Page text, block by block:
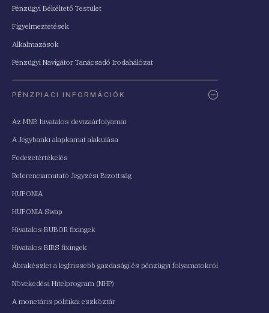
Pénzügyi Békéltető Testület
Figyelmeztetések
Alkalmazások
Pénzügyi Navigátor Tanácsadó Irodahálózat
PÉNZPIACI INFORMÁCIÓK
Az MNB hivatalos devizaárfolyamai
A Jegybanki alapkamat alakulása
Fedezetértékelés
Referenciamutató Jegyzési Bizottság
HUFONIA
HUFONIA Swap
Hivatalos BUBOR fixingek
Hivatalos BIRS fixingek
Ábrakészlet a legfrissebb gazdasági és pénzügyi folyamatokról
Növekedési Hitelprogram (NHP)
A monetáris politikai eszköztár